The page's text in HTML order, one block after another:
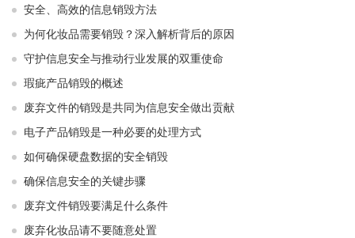
安全、高效的信息销毁方法
为何化妆品需要销毁？深入解析背后的原因
守护信息安全与推动行业发展的双重使命
瑕疵产品销毁的概述
废弃文件的销毁是共同为信息安全做出贡献
电子产品销毁是一种必要的处理方式
如何确保硬盘数据的安全销毁
确保信息安全的关键步骤
废弃文件销毁要满足什么条件
废弃化妆品请不要随意处置